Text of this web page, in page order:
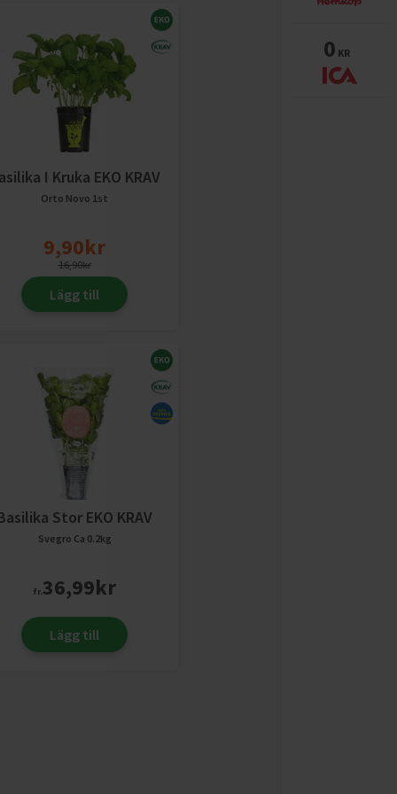
I Kruka EKO KRAV
Orto Novo 1st
9,90kr
16,90kr
Lägg till
Stor EKO KRAV
Svegro Ca 0.2kg
fr.36,99kr
Lägg till
0 KR